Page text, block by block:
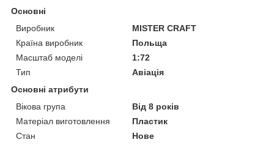
Основні
Виробник
MISTER CRAFT
Країна виробник
Польща
Масштаб моделі
1:72
Тип
Авіація
Основні атрибути
Вікова група
Від 8 років
Матеріал виготовлення
Пластик
Стан
Нове